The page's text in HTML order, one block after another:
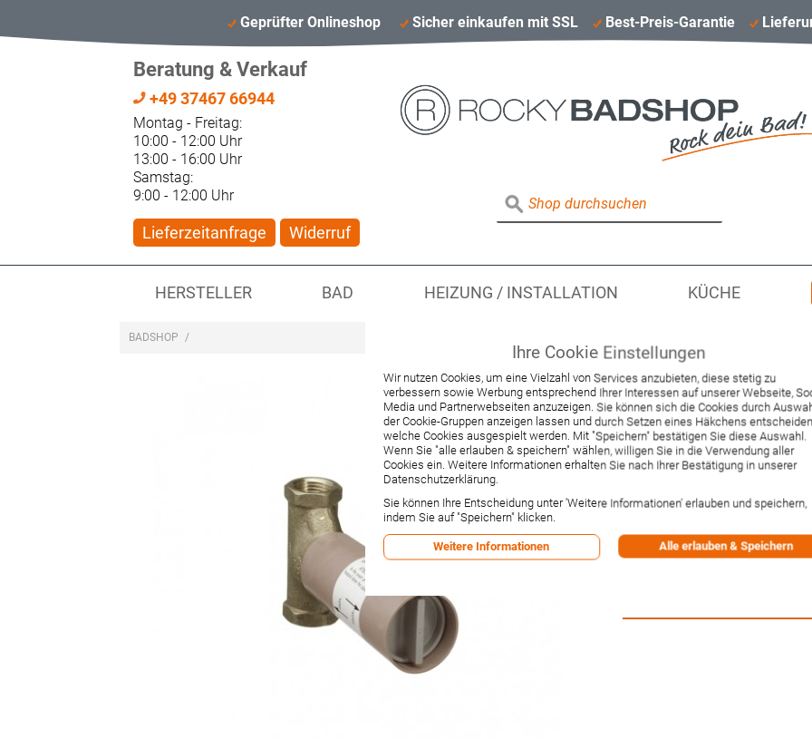
Geprüfter Onlineshop Sicher einkaufen mit SSL Best-Preis-Garantie
Beratung & Verkauf
+49 37467 66944
Montag - Freitag:
10:00 - 12:00 Uhr
13:00 - 16:00 Uhr
Samstag:
9:00 - 12:00 Uhr
Lieferzeitanfrage Widerruf
HERSTELLER BAD HEIZUNG / INSTALLATION KÜCHE
BADSHOP /
Hansgrohe
(15970180)
Artikelnummer:15970180
Hersteller:Hansgrohe
83,87 €
-1% Rabatt bei Vorkasse per
Ihre Cookie Einstellungen
Wir nutzen Cookies, um eine Vielzahl von Services anzubieten, diese stetig zu
verbessern sowie Werbung entsprechend Ihrer Interessen auf unserer Webseite,
Media und Partnerwebseiten anzuzeigen. Sie können sich die Cookies durch
der Cookie-Gruppen anzeigen lassen und durch Setzen eines Häkchens
welche Cookies ausgespielt werden. Mit "Speichern" bestätigen Sie diese Auswahl.
Wenn Sie "alle erlauben & speichern" wählen, willigen Sie in die Verwendung aller
Cookies ein. Weitere Informationen erhalten Sie nach Ihrer Bestätigung in unserer
Datenschutzerklärung.
Sie können Ihre Entscheidung unter 'Weitere Informationen' erlauben und speichern,
indem Sie auf "Speichern" klicken.
Weitere Informationen Alle erlauben & Speichern